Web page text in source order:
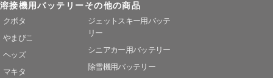
溶接機用バッテリー
クボタ
やまびこ
ヘッズ
マキタ
その他の商品
ジェットスキー用バッテ
リー
シニアカー用バッテリー
除雪機用バッテリー